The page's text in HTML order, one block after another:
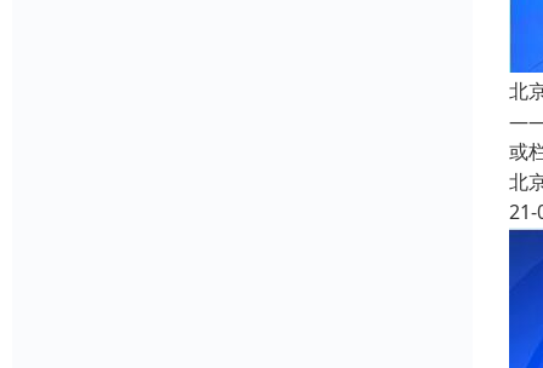
北
——
或
北
21-